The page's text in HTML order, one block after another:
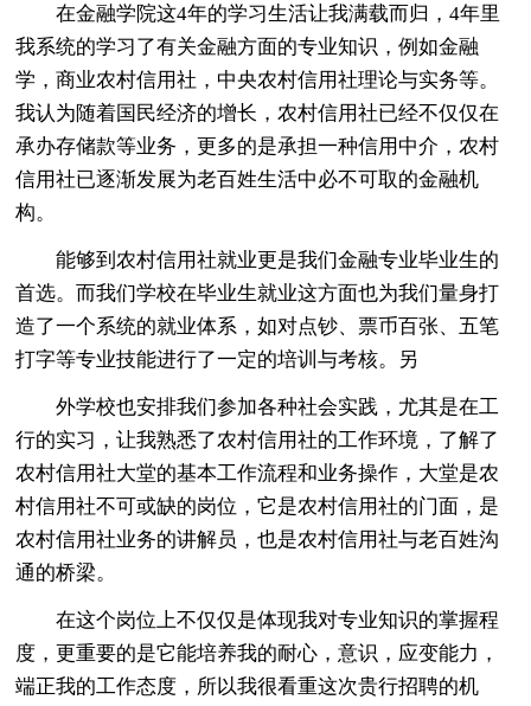
在金融学院这4年的学习生活让我满载而归，4年里
我系统的学习了有关金融方面的专业知识，例如金融
学，商业农村信用社，中央农村信用社理论与实务等。
我认为随着国民经济的增长，农村信用社已经不仅仅在
承办存储款等业务，更多的是承担一种信用中介，农村
信用社已逐渐发展为老百姓生活中必不可取的金融机
构。
能够到农村信用社就业更是我们金融专业毕业生的
首选。而我们学校在毕业生就业这方面也为我们量身打
造了一个系统的就业体系，如对点钞、票币百张、五笔
打字等专业技能进行了一定的培训与考核。另
外学校也安排我们参加各种社会实践，尤其是在工
行的实习，让我熟悉了农村信用社的工作环境，了解了
农村信用社大堂的基本工作流程和业务操作，大堂是农
村信用社不可或缺的岗位，它是农村信用社的门面，是
农村信用社业务的讲解员，也是农村信用社与老百姓沟
通的桥梁。
在这个岗位上不仅仅是体现我对专业知识的掌握程
度，更重要的是它能培养我的耐心，意识，应变能力，
端正我的工作态度，所以我很看重这次贵行招聘的机